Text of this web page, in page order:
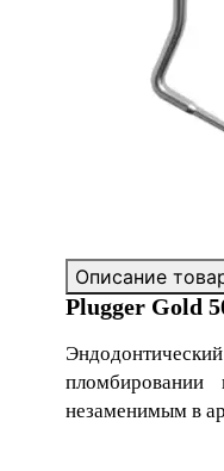
Описание
Plugger Gold
пломбировании
незаменимым в